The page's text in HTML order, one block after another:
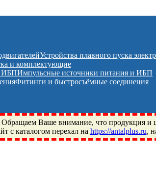
Устройства плавного пуска
и комплектующие
Импульсные источники питания и ИБП
Фитинги и быстросъёмные соединения
Обращаем Ваше внимание, что продукция и
с каталогом перехал на https://antalplus.ru,
Юбилейный, Щелково, Москва,
KPT, NXZ, ГПЗ, Neutral, WHX, ZWZ,